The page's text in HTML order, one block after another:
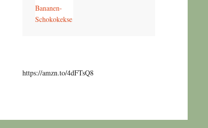
https://amzn.to/4dFTsQ8